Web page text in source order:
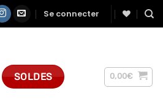
Se connecter
SOLDES 0,00€